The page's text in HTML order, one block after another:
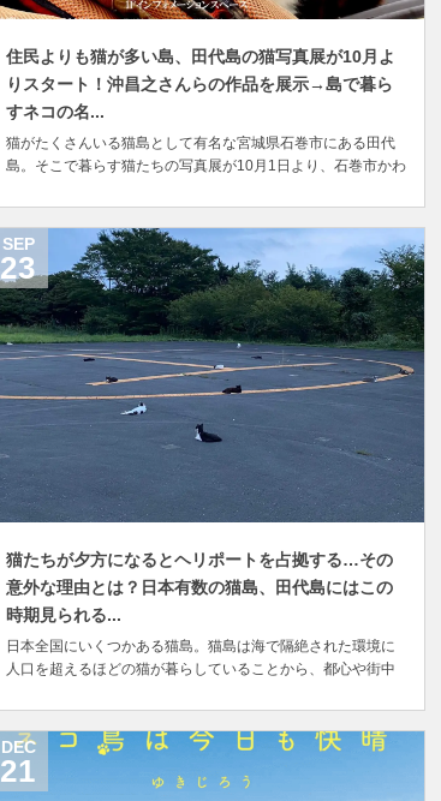
住民よりも猫が多い島、田代島の猫写真展が10月よ
りスタート！沖昌之さんらの作品を展示→島で暮ら
すネコの名...
猫がたくさんいる猫島として有名な宮城県石巻市にある田代
島。そこで暮らす猫たちの写真展が10月1日より、石巻市かわ
沖合に浮かぶ田代島は、東西1.5km×南北3kmほどの小さな離
島で、約60人の島民に対して150匹以上の猫がいる人口より
も猫の数が多い島。 住民の多くが...
猫たちが夕方になるとヘリポートを占拠する…その
意外な理由とは？日本有数の猫島、田代島にはこの
時期見られる...
日本全国にいくつかある猫島。猫島は海で隔絶された環境に
人口を超えるほどの猫が暮らしていることから、都心や街中
の石巻湾に浮かぶ田代島もそんな猫島のひとつ。そこで今の
時期くらいから夕方頃に見られるのが、ヘリポートでゴロゴ
ロしている猫ちゃんたちの姿です。 ここは同島中央...
SEP
23
DEC
21